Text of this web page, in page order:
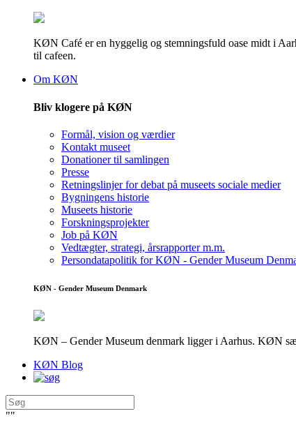
KØN Café er en hyggelig og stemningsfuld oase midt i
til cafeen.
Om KØN
Bliv klogere på KØN
Formål, vision og værdier
Kontakt museet
Donationer til samlingen
Presse
Retningslinjer for debat på museets sociale medier
Bygningens historie
Museets historie
Forskningsprojekter
Job på KØN
Vedtægter, strategi, årsrapporter m.m.
Persondatapolitik for KØN - Gender Museum
KØN - Gender Museum Denmark
KØN – Gender Museum denmark ligger i Aarhus. KØN
KØN Blog
""